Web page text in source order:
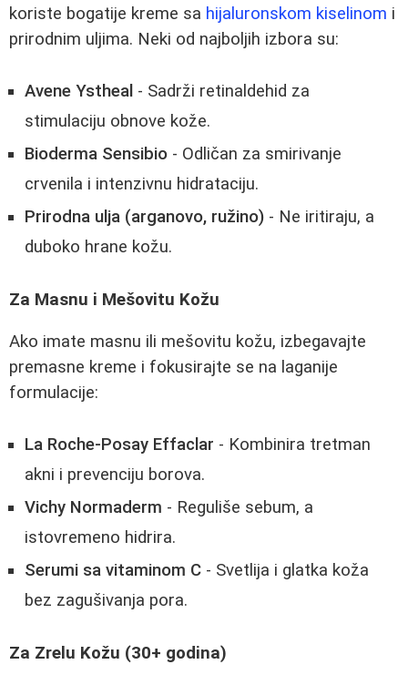
koriste bogatije kreme sa hijaluronskom kiselinom i
prirodnim uljima. Neki od najboljih izbora su:
Avene Ystheal - Sadrži retinaldehid za
stimulaciju obnove kože.
Bioderma Sensibio - Odličan za smirivanje
crvenila i intenzivnu hidrataciju.
Prirodna ulja (arganovo, ružino) - Ne iritiraju, a
duboko hrane kožu.
Za Masnu i Mešovitu Kožu
Ako imate masnu ili mešovitu kožu, izbegavajte
premasne kreme i fokusirajte se na laganije
formulacije:
La Roche-Posay Effaclar - Kombinira tretman
akni i prevenciju borova.
Vichy Normaderm - Reguliše sebum, a
istovremeno hidrira.
Serumi sa vitaminom C - Svetlija i glatka koža
bez zagušivanja pora.
Za Zrelu Kožu (30+ godina)